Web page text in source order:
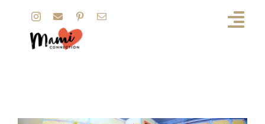
springen